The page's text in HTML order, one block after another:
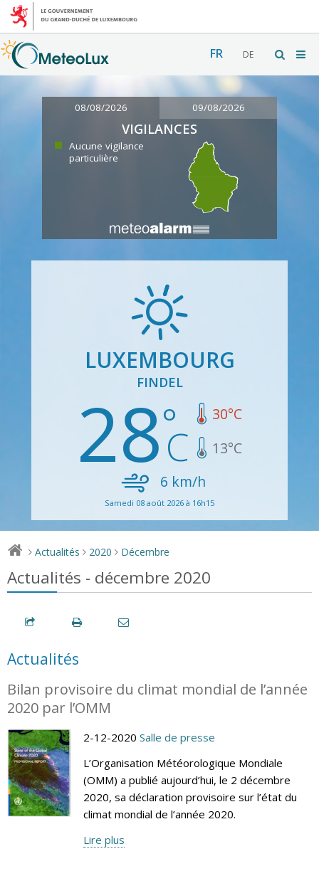
FR DE
08/08/2026 09/08/2026
VIGILANCES
Aucune vigilance
particulière
LUXEMBOURG
FINDEL
28 30°C
13°C
6 km/h
Samedi 08 août 2026 à 16h15
> Actualités > 2020 > Décembre
Actualités - décembre 2020
Actualités
Bilan provisoire du climat mondial de l’année
2020 par l’OMM
2-12-2020 Salle de presse
L’Organisation Météorologique Mondiale
(OMM) a publié aujourd’hui, le 2 décembre
2020, sa déclaration provisoire sur l’état du
climat mondial de l’année 2020.
Lire plus